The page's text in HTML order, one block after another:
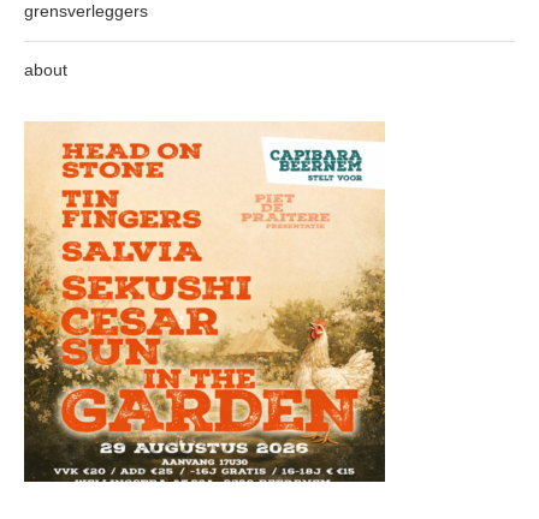
grensverleggers
about